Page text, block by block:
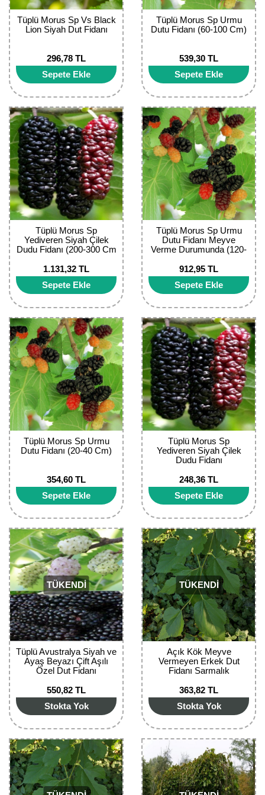
Tüplü Morus Sp Vs Black
Lion Siyah Dut Fidanı
296,78 TL
Sepete Ekle
Tüplü Morus Sp Urmu
Dutu Fidanı (60-100 Cm)
539,30 TL
Sepete Ekle
Tüplü Morus Sp
Yediveren Siyah Çilek
Dudu Fidanı (200-300 Cm
Durumunda)
1.131,32 TL
Sepete Ekle
Tüplü Morus Sp Urmu
Dutu Fidanı Meyve
Verme Durumunda (120-
912,95 TL
Sepete Ekle
Tüplü Morus Sp Urmu
Dutu Fidanı (20-40 Cm)
354,60 TL
Sepete Ekle
Tüplü Morus Sp
Yediveren Siyah Çilek
Dudu Fidanı
248,36 TL
Sepete Ekle
TÜKENDİ
Tüplü Avustralya Siyah ve
Ayaş Beyazı Çift Aşılı
Özel Dut Fidanı
550,82 TL
Stokta Yok
TÜKENDİ
Açık Kök Meyve
Vermeyen Erkek Dut
Fidanı Sarmalık
363,82 TL
Stokta Yok
Bektaşi Üzümü Fidanı
Böğürtlen Fidanı
Ceviz Fidanı
Dut Fidanı
Elma Fidanı
Erik Fidanı
Feijoa Fidanı
Fidan Anaçları ve Aşı Kalemleri
Fındık Fidanı
Frenk Üzümü Fidanı
Girebolu Fidanı
Goji Berry Fidanı
Hünnap Fidanı
İncir Fidanı
Kapari Gebre Otu Fidanı
Kayısı Fidanı
Keçiboynuzu Fidanı
Kestane Fidanı
Kivi Fidanı
Kızılcık Fidanı
Kocayemiş Fidanı
Kuşburnu Fidanı
Liçi Fidanı
Longan Fidanı
Malta Eriği Fidanı
Mango Fidanı
Melez Meyveler
Murt Fidanı
Muşmula Fidanı
Muz Fidanı
Nostaljik Güller
Peyzaj Gülleri
Sarmaşık(Çardak) Gül Fidanları
Ters Lale Soğanı
Yılbaşı Gülü Çiçeği
Zambak Soğanı